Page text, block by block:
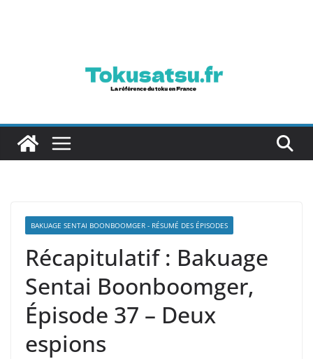
BAKUAGE SENTAI BOONBOOMGER - RÉSUMÉ DES ÉPISODES
Récapitulatif : Bakuage
Sentai Boonboomger,
Épisode 37 – Deux
espions